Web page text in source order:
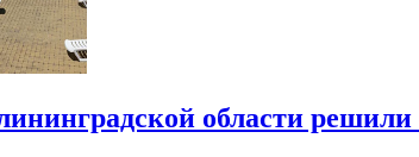
области решили